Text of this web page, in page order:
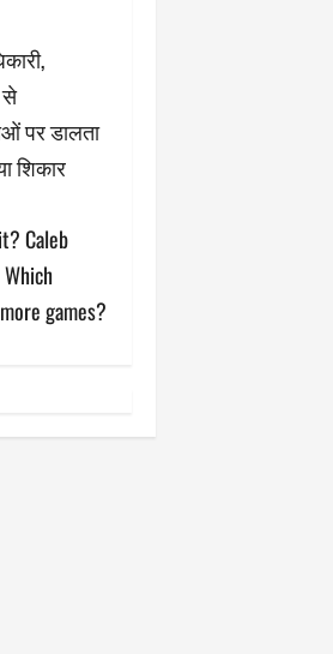
से
पर डालता
शिकार
Caleb
games?